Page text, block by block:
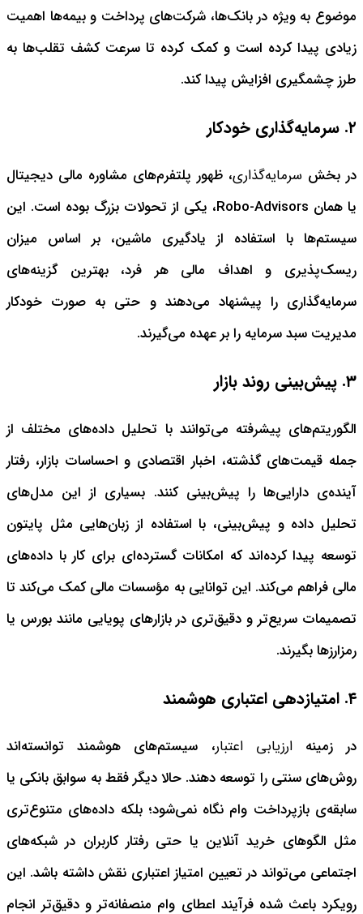
موضوع به ویژه در بانک‌ها، شرکت‌های پرداخت و بیمه‌ها اهمیت
زیادی پیدا کرده است و کمک کرده تا سرعت کشف تقلب‌ها به
طرز چشمگیری افزایش پیدا کند.
۲. سرمایه‌گذاری خودکار
در بخش سرمایه‌گذاری، ظهور پلتفرم‌های مشاوره مالی دیجیتال
یا همان Robo-Advisors، یکی از تحولات بزرگ بوده است. این
سیستم‌ها با استفاده از یادگیری ماشین، بر اساس میزان
ریسک‌پذیری و اهداف مالی هر فرد، بهترین گزینه‌های
سرمایه‌گذاری را پیشنهاد می‌دهند و حتی به صورت خودکار
مدیریت سبد سرمایه را بر عهده می‌گیرند.
۳. پیش‌بینی روند بازار
الگوریتم‌های پیشرفته می‌توانند با تحلیل داده‌های مختلف از
جمله قیمت‌های گذشته، اخبار اقتصادی و احساسات بازار، رفتار
آینده‌ی دارایی‌ها را پیش‌بینی کنند. بسیاری از این مدل‌های
تحلیل داده و پیش‌بینی، با استفاده از زبان‌هایی مثل پایتون
توسعه پیدا کرده‌اند که امکانات گسترده‌ای برای کار با داده‌های
مالی فراهم می‌کند. این توانایی به مؤسسات مالی کمک می‌کند تا
تصمیمات سریع‌تر و دقیق‌تری در بازارهای پویایی مانند بورس یا
رمزارزها بگیرند.
۴. امتیازدهی اعتباری هوشمند
در زمینهارزیابی اعتبار، سیستم‌های هوشمند توانسته‌اند
روش‌های سنتی را توسعه دهند. حالا دیگر فقط به سوابق بانکی یا
سابقه‌ی بازپرداخت وام نگاه نمی‌شود؛ بلکه داده‌های متنوع‌تری
مثل الگوهای خرید آنلاین یا حتی رفتار کاربران در شبکه‌های
اجتماعی می‌تواند در تعیین امتیاز اعتباری نقش داشته باشد. این
رویکرد باعث شده فرآیند اعطای وام منصفانه‌تر و دقیق‌تر انجام